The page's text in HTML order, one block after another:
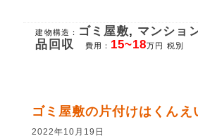
建物構造： ゴミ屋敷, マンショ
品回収 費用： 15~18万円 税別
ゴミ屋敷の片付けはくんえ
2022年10月19日